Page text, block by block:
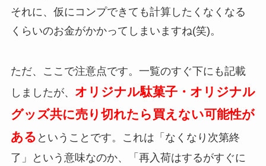
それに、仮にコンプできても計算したくなくなる
くらいのお金がかかってしまいますね(笑)。
ただ、ここで注意点です。一覧のすぐ下にも記載
しましたが、 オリジナル駄菓子・オリジナル
グッズ共に売り切れたら買えない可能性が
ある ということです。これは「なくなり次第終
了」という意味なのか、「再入荷はするがすぐに